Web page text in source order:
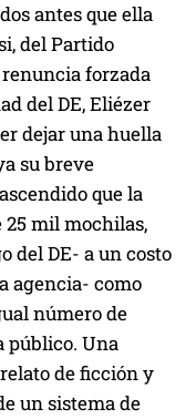
antes que ella
del Partido
forzada
del DE, Eliézer
dejar una huella
su breve
que la
25 mil mochilas,
del DE- a un costo
agencia- como
número de
público. Una
de ficción y
un sistema de